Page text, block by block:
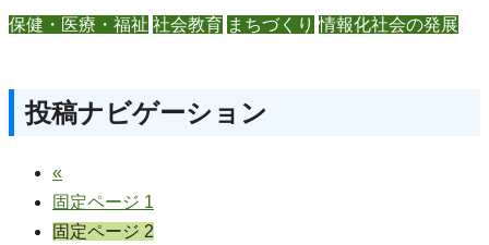
保健・医療・福祉 社会教育 まちづくり 情報化社会の発展
投稿ナビゲーション
«
固定ページ 1
固定ページ 2